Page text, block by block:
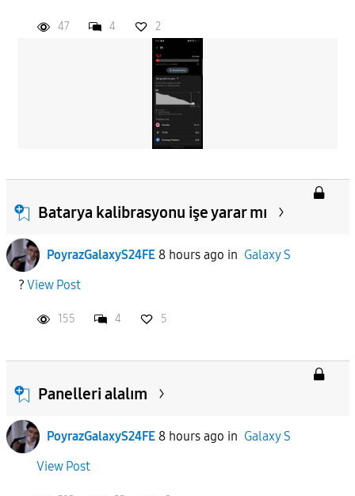
47 4 2
Batarya kalibrasyonu işe yarar mı
PoyrazGalaxyS24FE 8 hours ago in Galaxy S
? View Post
155 4 5
Panelleri alalım
PoyrazGalaxyS24FE 8 hours ago in Galaxy S
View Post